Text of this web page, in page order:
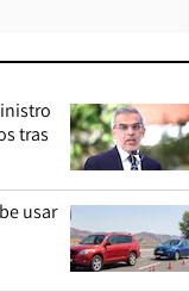
tras
usar